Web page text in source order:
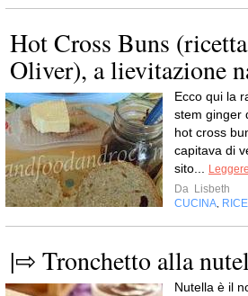
Hot Cross Buns
Oliver), a lievitazione
Ecco qui la
stem ginger
hot cross
capitava di
sito...
Da Lisbeth
CUCINA
|⇨ Tronchetto alla
Nutella è il